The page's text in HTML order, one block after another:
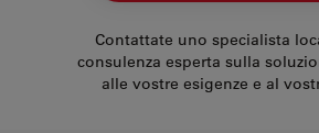
Contattate uno specialista
consulenza esperta sulla
alle vostre esigenze e al